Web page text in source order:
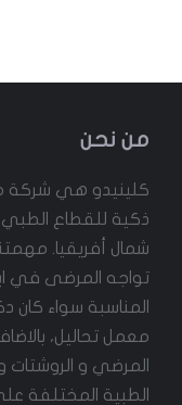
من نحن
كلينيدو هي شركة
ذكية للقطاع
شمال أفريقيا.
تواجه المرضى في
المناسبة سواء
معمل تحاليل،
المرضي و الروشتات
الطبية المختلفة